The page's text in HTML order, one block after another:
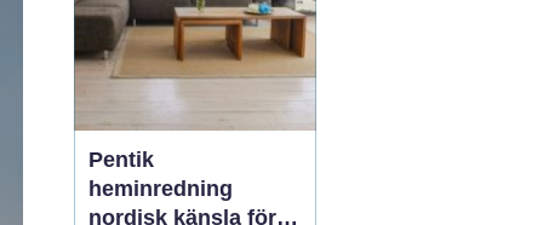
Pentik
heminredning
nordisk känsla för